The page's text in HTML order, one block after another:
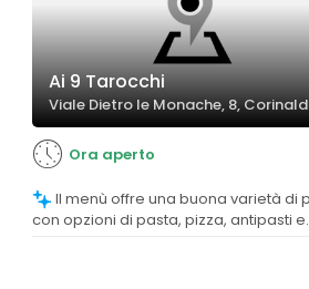
Ai 9 Tarocchi
Viale Dietro le Monache, 8,
Ora aperto
Il menù offre una buona varietà di piatti,
con opzioni di pasta, pizza, antipasti e